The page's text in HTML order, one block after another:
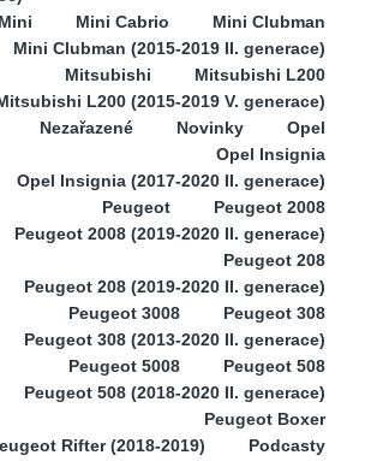
Mini
Mini Cabrio
Mini Clubman
Mini Clubman (2015-2019 II. generace)
Mitsubishi
Mitsubishi L200
L200 (2015-2019 V. generace)
Nezařazené Novinky
Opel
Opel Insignia
Opel Insignia (2017-2020 II. generace)
Peugeot
Peugeot 2008
Peugeot 2008 (2019-2020 II. generace)
Peugeot 208
Peugeot 208 (2019-2020 II. generace)
Peugeot 3008
Peugeot 308
Peugeot 308 (2013-2020 II. generace)
Peugeot 5008
Peugeot 508
Peugeot 508 (2018-2020 II. generace)
Peugeot Boxer
Rifter (2018-2019)
Podcasty